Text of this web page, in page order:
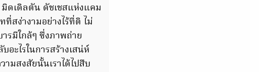
มิดเดิลตัน ดัชเชสแห่งแคม
สง่างามอย่างไร้ที่ติ ไม่
รมีใกล้ๆ ซึ่งภาพถ่าย
ะไรในการสร้างเสน่ห์
มสงสัยนั้นเราได้ไปสืบ